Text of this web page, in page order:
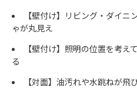
【壁付け】リビング・ダイ
ゃが丸見え
【壁付け】照明の位置を考え
る
【対面】油汚れや水跳ねが飛